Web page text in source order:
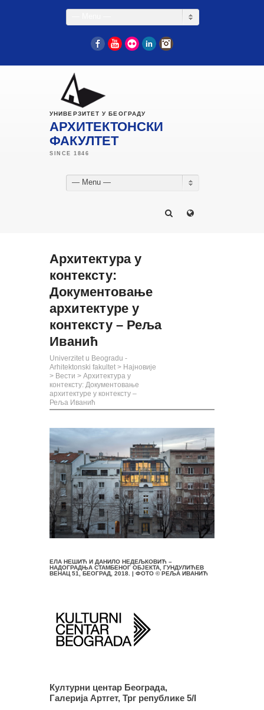
FacebookYouTube
Flickr LinkedIn
УНИВЕРЗИТЕТ У БЕОГРАДУ
АРХИТЕКТОНСКИ
ФАКУЛТЕТ
— Menu —
Архитектура у
контексту:
Документовање
архитектуре у
контексту – Реља
Иванић
Univerzitet u Beogradu -
Arhitektonski fakultet > Најновије
> Вести > Архитектура у
контексту: Документовање
архитектуре у контексту –
Реља Иванић
ЕЛА НЕШИЋ И ДАНИЛО НЕДЕЉКОВИЋ –
НАДОГРАДЊА СТАМБЕНОГ ОБЈЕКТА, ГУНДУЛИЋЕВ
ВЕНАЦ 51, БЕОГРАД, 2018. | ФОТО © РЕЉА ИВАНИЋ
Културни центар Београда,
Галерија Артгет, Трг републике 5/I